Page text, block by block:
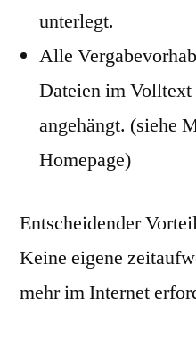
unterlegt.
Alle
Dateien im
angehängt. (siehe
Homepage)
Entscheidender
Keine eigene
mehr im Internet